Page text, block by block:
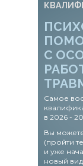
Вы
(пройти
и уже
новый
Самое
в 2026 -
С